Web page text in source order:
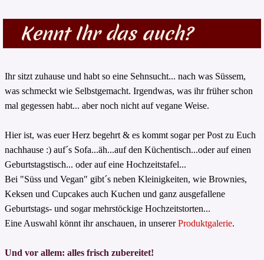
Kennt Ihr das auch?
Ihr sitzt zuhause und habt so eine Sehnsucht... nach was Süssem,
was schmeckt wie Selbstgemacht. Irgendwas, was ihr früher schon
mal gegessen habt... aber noch nicht auf vegane Weise.
Hier ist, was euer Herz begehrt & es kommt sogar per Post zu Euch
nachhause :) auf´s Sofa...äh...auf den Küchentisch...oder auf einen
Geburtstagstisch... oder auf eine Hochzeitstafel...
Bei "Süss und Vegan" gibt´s neben Kleinigkeiten, wie Brownies,
Keksen und Cupcakes auch Kuchen und ganz ausgefallene
Geburtstags- und sogar mehrstöckige Hochzeitstorten...
Eine Auswahl könnt ihr anschauen, in unsererProduktgalerie.
Und vor allem: alles frisch zubereitet!